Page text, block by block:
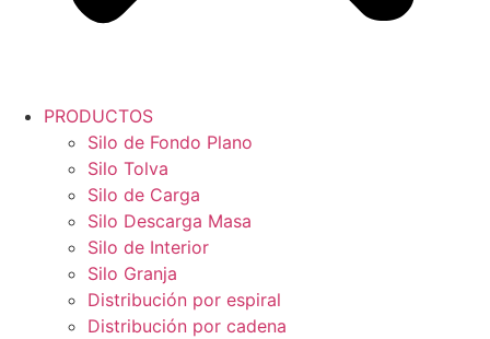
PRODUCTOS
Silo de Fondo Plano
Silo Tolva
Silo de Carga
Silo Descarga Masa
Silo de Interior
Silo Granja
Distribución por espiral
Distribución por cadena